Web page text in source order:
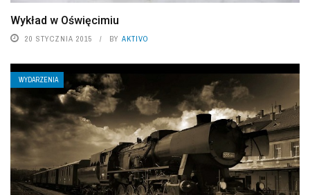
Wykład w Oświęcimiu
20 STYCZNIA 2015 BY AKTIVO
WYDARZENIA